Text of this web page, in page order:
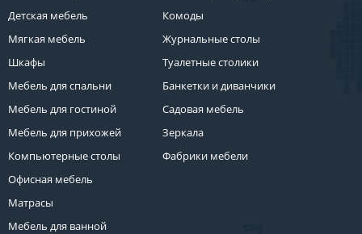
Детская мебель
Мягкая мебель
Шкафы
Мебель для спальни
Мебель для гостиной
Мебель для прихожей
Компьютерные столы
Офисная мебель
Матрасы
Мебель для ванной
Комоды
Журнальные столы
Туалетные столики
Банкетки и диванчики
Садовая мебель
Зеркала
Фабрики мебели